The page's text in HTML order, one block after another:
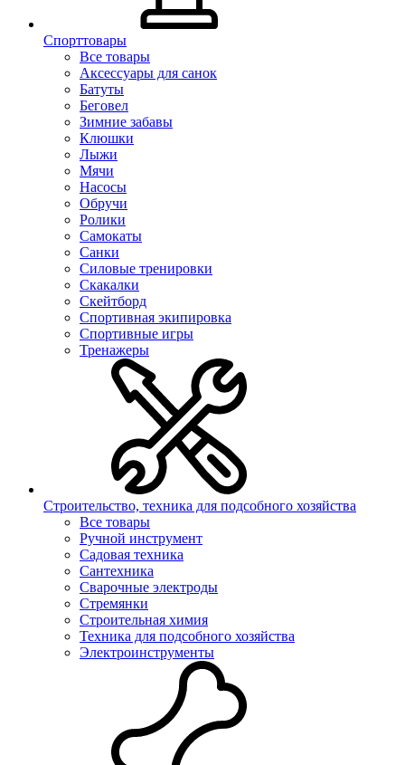
Спорттовары
Все товары
Аксессуары для санок
Батуты
Беговел
Зимние забавы
Клюшки
Лыжи
Мячи
Насосы
Обручи
Ролики
Самокаты
Санки
Силовые тренировки
Скакалки
Скейтборд
Спортивная экипировка
Спортивные игры
Тренажеры
Строительство, техника для подсобного хозяйства
Все товары
Ручной инструмент
Садовая техника
Сантехника
Сварочные электроды
Стремянки
Строительная химия
Техника для подсобного хозяйства
Электроинструменты